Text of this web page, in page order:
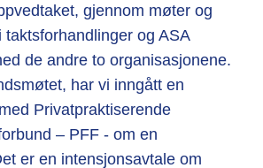
gjennom møter og
og ASA
de andre to organisasjonene.
har vi inngått en
Privatpraktiserende
– PFF - om en
er en intensjonsavtale om